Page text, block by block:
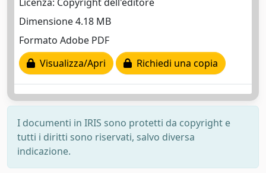
Dimensione 4.18 MB
Formato Adobe PDF
Visualizza/Apri
Richiedi una copia
I documenti in IRIS sono protetti da copyright e
tutti i diritti sono riservati, salvo diversa
indicazione.